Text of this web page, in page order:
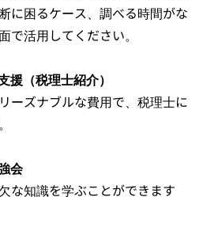
に困るケース、調べる時間がな
で活用してください。
（税理士紹介）
ーズナブルな費用で、税理士に
会
な知識を学ぶことができます